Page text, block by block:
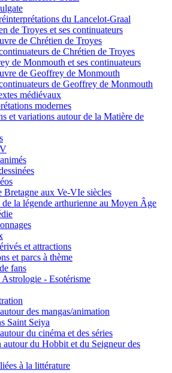
du Lancelot-Graal
de Troyes et ses continuateurs
de Chrétien de Troyes
de Chrétien de Troyes
de Monmouth et ses continuateurs
de Geoffrey de Monmouth
de Geoffrey de Monmouth
médiévaux
modernes
et variations autour de la Matière de
Bretagne aux Ve-VIe siècles
la légende arthurienne au Moyen Âge
et attractions
et parcs à thème
fans
Astrologie - Esotérisme
des mangas/animation
Saint Seiya
du cinéma et des séries
autour du Hobbit et du Seigneur des
à la littérature